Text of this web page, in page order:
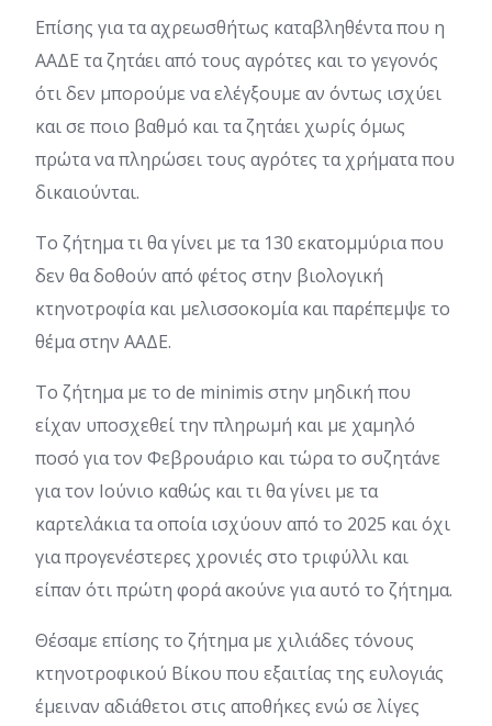
Επίσης για τα αχρεωσθήτως καταβληθέντα που η
ΑΑΔΕ τα ζητάει από τους αγρότες και το γεγονός
ότι δεν μπορούμε να ελέγξουμε αν όντως ισχύει
και σε ποιο βαθμό και τα ζητάει χωρίς όμως
πρώτα να πληρώσει τους αγρότες τα χρήματα που
δικαιούνται.
Το ζήτημα τι θα γίνει με τα 130 εκατομμύρια που
δεν θα δοθούν από φέτος στην βιολογική
κτηνοτροφία και μελισσοκομία και παρέπεμψε το
θέμα στην ΑΑΔΕ.
Το ζήτημα με το de minimis στην μηδική που
είχαν υποσχεθεί την πληρωμή και με χαμηλό
ποσό για τον Φεβρουάριο και τώρα το συζητάνε
για τον Ιούνιο καθώς και τι θα γίνει με τα
καρτελάκια τα οποία ισχύουν από το 2025 και όχι
για προγενέστερες χρονιές στο τριφύλλι και
είπαν ότι πρώτη φορά ακούνε για αυτό το ζήτημα.
Θέσαμε επίσης το ζήτημα με χιλιάδες τόνους
κτηνοτροφικού Βίκου που εξαιτίας της ευλογιάς
έμειναν αδιάθετοι στις αποθήκες ενώ σε λίγες